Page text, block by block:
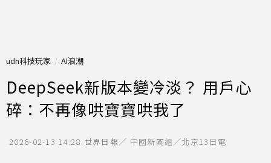
udn科技玩家 AI浪潮
DeepSeek新版本變冷淡？ 用戶心
碎：不再像哄寶寶哄我了
2026-02-13 14:28 世界日報／ 中國新聞組／北京13日電